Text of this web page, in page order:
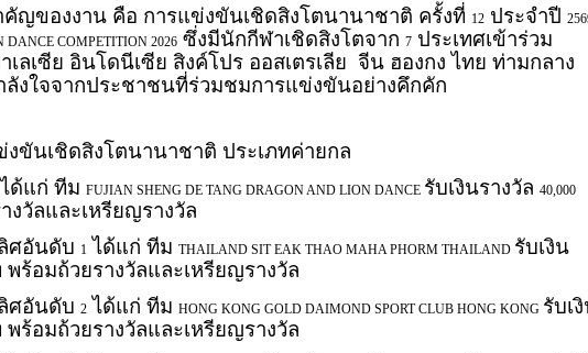
คัญของงาน คือ การแข่งขันเชิดสิงโตนานาชาติ ครั้งที่ 12 ประจำปี
COMPETITION 2026 ซึ่งมีนักกีฬาเชิดสิงโตจาก 7 ประเทศเข้าร่วม
ลเซีย อินโดนีเซีย สิงค์โปร ออสเตรเลีย จีน ฮองกง ไทย ท่ามกลาง
ลังใจจากประชาชนที่ร่วมชมการแข่งขันอย่างคึกคัก
งขันเชิดสิงโตนานาชาติ ประเภทค่ายกล
ด้แก่ ทีม FUJIAN SHENG DE TANG DRAGON AND LION DANCE รับเงินรางวัล 40,000
งวัลและเหรียญรางวัล
ศอันดับ 1 ได้แก่ ทีม THAILAND SIT EAK THAO MAHA PHORM THAILAND รับเงิน
พร้อมถ้วยรางวัลและเหรียญรางวัล
ศอันดับ 2 ได้แก่ ทีม HONG KONG GOLD DAIMOND SPORT CLUB HONG KONG รับเ
พร้อมถ้วยรางวัลและเหรียญรางวัล